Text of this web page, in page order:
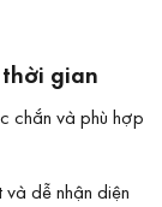
gian
chắn và phù hợp
dễ nhận diện